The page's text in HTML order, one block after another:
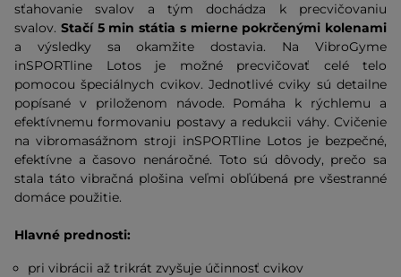
sťahovanie svalov a tým dochádza k precvičovaniu
svalov. Stačí 5 min státia s mierne pokrčenými kolenami
a výsledky sa okamžite dostavia. Na VibroGyme
inSPORTline Lotos je možné precvičovať celé telo
pomocou špeciálnych cvikov. Jednotlivé cviky sú detailne
popísané v priloženom návode. Pomáha k rýchlemu a
efektívnemu formovaniu postavy a redukcii váhy. Cvičenie
na vibromasážnom stroji inSPORTline Lotos je bezpečné,
efektívne a časovo nenáročné. Toto sú dôvody, prečo sa
stala táto vibračná plošina veľmi obľúbená pre všestranné
domáce použitie.
Hlavné prednosti:
pri vibrácii až trikrát zvyšuje účinnosť cvikov